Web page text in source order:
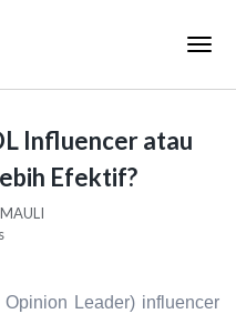
Influencer atau
Efektif?
Leader) influencer